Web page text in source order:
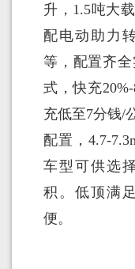
升，1.5吨大
配电动助力
等，配置齐
式，快充
充低至7分钱/
配置，4.7-
车型可供选
积。低顶满
便。